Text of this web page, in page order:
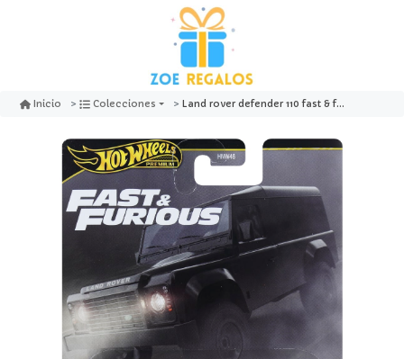
Inicio Colecciones Land rover defender 110 fast & furious - hot wheels premium